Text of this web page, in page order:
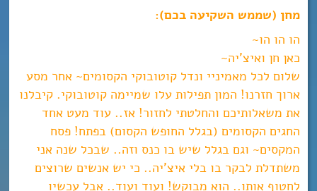
מחן (שממש השקיעה בכם):
הו הו הו~
כאן חן ואיצ’יה~
שלום לכל מאמיניי ונדל קוטובוקי הקסומים~ אחר מסע
ארוך חזרנו! המון תפילות עלו שמיימה קוטובוקי. קיבלנו
את משאלותיכם והחלטתי לחזור! אז.. עוד מעט אחד
החגים הקסומים (בגלל החופש הקסום) בפתח! פסח
המקסים~ וגם בגלל שיש בו כנס וזה.. שבכל שנה אני
משתדלת לבקר בו בלי איצ’יה.. כי יש אנשים שרוצים
לחטוף אותו.. הוא מבוקש! ועוד ועוד.. אבל עכשיו